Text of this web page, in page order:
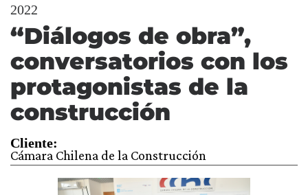
2022
“Diálogos de obra”,
conversatorios con los
protagonistas de la
construcción
Cliente:
Cámara Chilena de la Construcción